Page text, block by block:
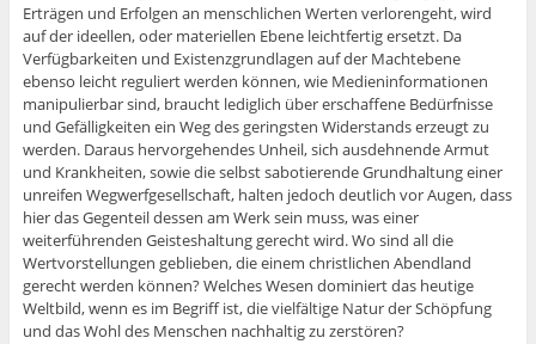
Erträgen und Erfolgen an menschlichen Werten verlorengeht, wird
auf der ideellen, oder materiellen Ebene leichtfertig ersetzt. Da
Verfügbarkeiten und Existenzgrundlagen auf der Machtebene
ebenso leicht reguliert werden können, wie Medieninformationen
manipulierbar sind, braucht lediglich über erschaffene Bedürfnisse
und Gefälligkeiten ein Weg des geringsten Widerstands erzeugt zu
werden. Daraus hervorgehendes Unheil, sich ausdehnende Armut
und Krankheiten, sowie die selbst sabotierende Grundhaltung einer
unreifen Wegwerfgesellschaft, halten jedoch deutlich vor Augen, dass
hier das Gegenteil dessen am Werk sein muss, was einer
weiterführenden Geisteshaltung gerecht wird. Wo sind all die
Wertvorstellungen geblieben, die einem christlichen Abendland
gerecht werden können? Welches Wesen dominiert das heutige
Weltbild, wenn es im Begriff ist, die vielfältige Natur der Schöpfung
und das Wohl des Menschen nachhaltig zu zerstören?